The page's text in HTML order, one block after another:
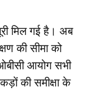
मिल गई है। अब
की सीमा को
आयोग सभी
की समीक्षा के